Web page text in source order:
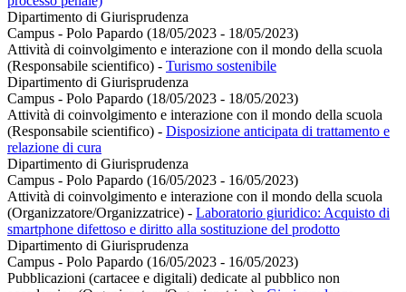
Dipartimento di Giurisprudenza
Campus - Polo Papardo (18/05/2023 - 18/05/2023)
Attività di coinvolgimento e interazione con il mondo della scuola
(Responsabile scientifico) - Turismo sostenibile
Dipartimento di Giurisprudenza
Campus - Polo Papardo (18/05/2023 - 18/05/2023)
Attività di coinvolgimento e interazione con il mondo della scuola
(Responsabile scientifico) - Disposizione anticipata di trattamento e
relazione di cura
Dipartimento di Giurisprudenza
Campus - Polo Papardo (16/05/2023 - 16/05/2023)
Attività di coinvolgimento e interazione con il mondo della scuola
(Organizzatore/Organizzatrice) - Laboratorio giuridico: Acquisto di
smartphone difettoso e diritto alla sostituzione del prodotto
Dipartimento di Giurisprudenza
Campus - Polo Papardo (16/05/2023 - 16/05/2023)
Pubblicazioni (cartacee e digitali) dedicate al pubblico non